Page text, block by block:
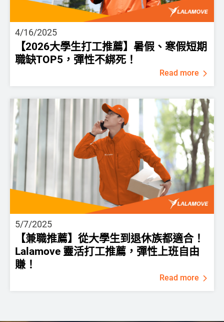
4/16/2025
【2026大學生打工推薦】暑假、寒假短期
職缺TOP5，彈性不綁死！
Read more
5/7/2025
【兼職推薦】從大學生到退休族都適合！
Lalamove 靈活打工推薦，彈性上班自由
賺！
Read more